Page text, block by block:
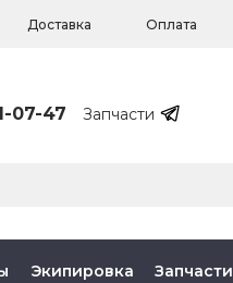
Доставка Оплата
07-47 Запчасти
Экипировка Запчасти